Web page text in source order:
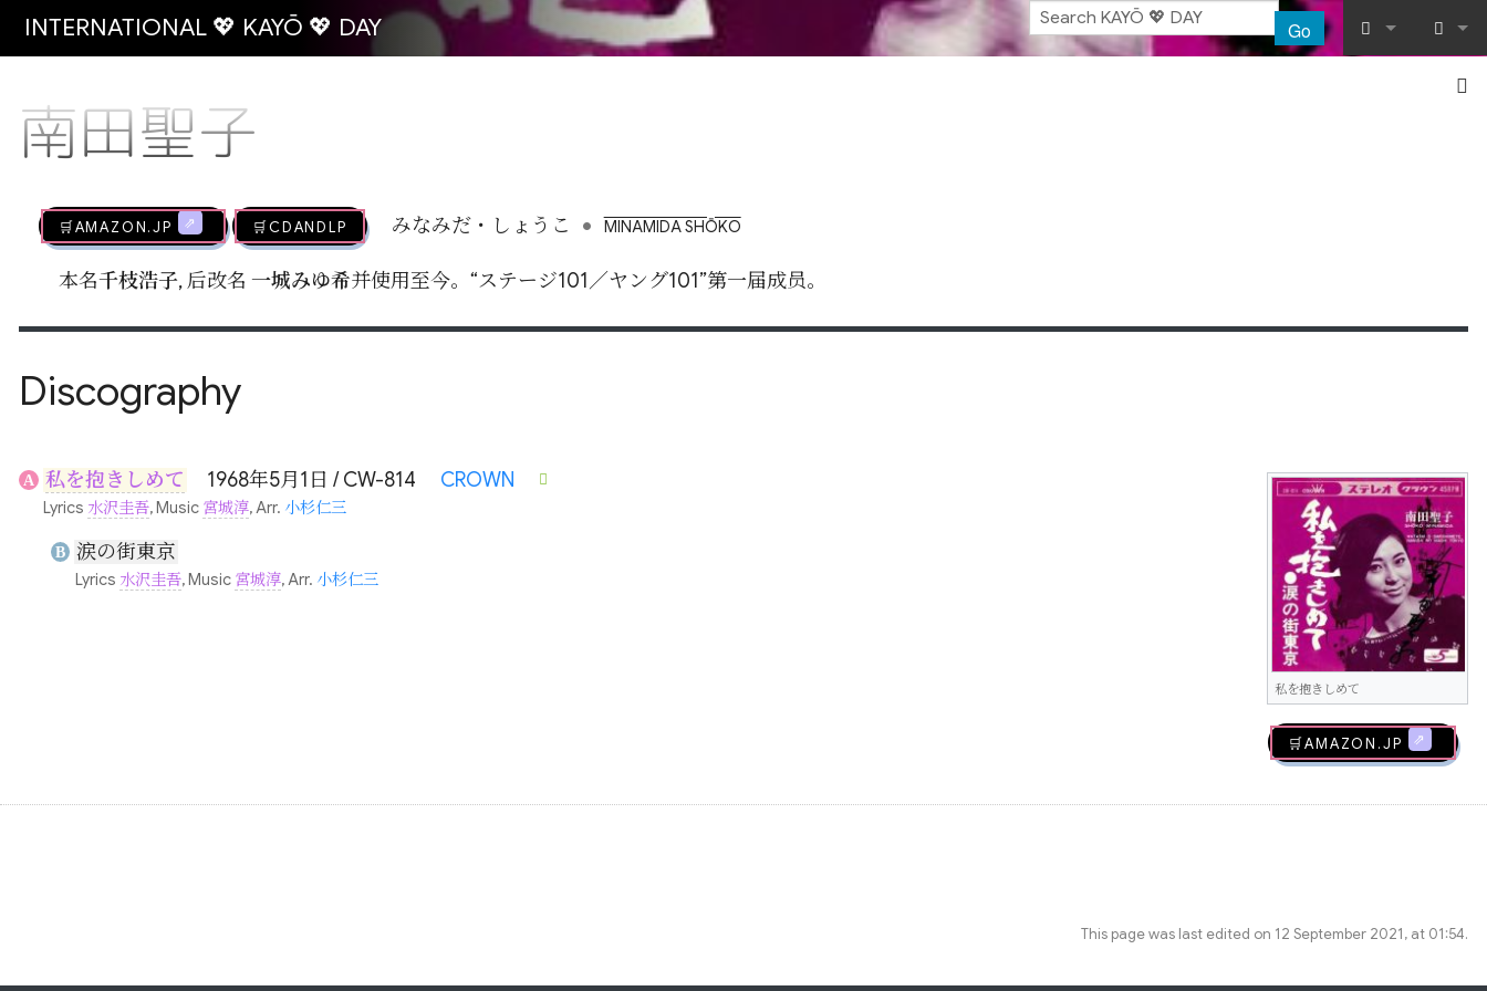
INTERNATIONAL 💖 KAYŌ 💖 DAY Go
What links
Help
Log in
南田聖子
🛒AMAZON.jp 🛒CDandLP みなみだ・しょうこ • MINAMIDA SHŌKO
本名千枝浩子, 后改名 一城みゆ希并使用至今。“ステージ101／ヤング101”第一届成员。
Discography
A 私を抱きしめて 1968年5月1日 / CW-814 CROWN
Lyrics 水沢圭吾, Music 宮城淳, Arr. 小杉仁三
B 涙の街東京
Lyrics 水沢圭吾, Music 宮城淳, Arr. 小杉仁三
私を抱きしめて
🛒AMAZON.jp
This page was last edited on 12 September 2021, at 01:54.